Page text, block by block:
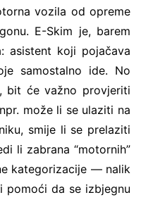
vozila od opreme
E-Skim je, barem
asistent koji pojačava
samostalno ide. No
bit će važno provjeriti
može li se ulaziti na
smije li se prelaziti
li zabrana “motornih”
kategorizacije — nalik
da se izbjegnu